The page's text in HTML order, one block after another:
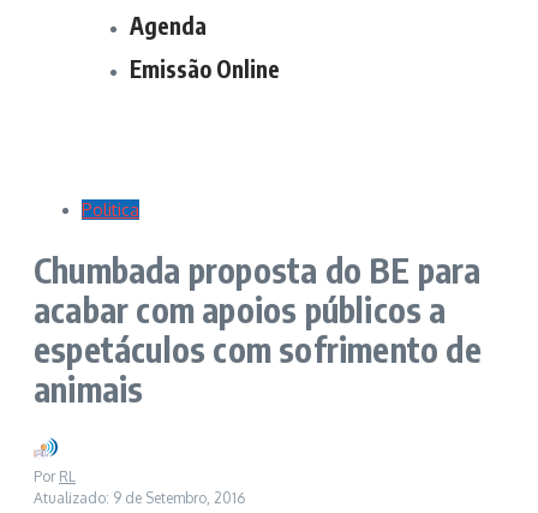
Agenda
Emissão Online
Politica
Chumbada proposta do BE para
acabar com apoios públicos a
espetáculos com sofrimento de
animais
Por RL
Atualizado: 9 de Setembro, 2016